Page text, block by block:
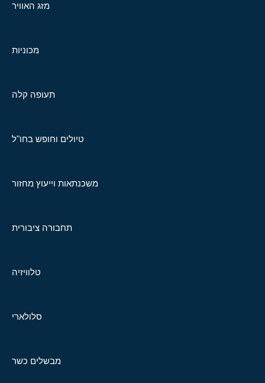
מזג האוויר
מכוניות
תעופה קלה
טיולים וחופש בחו"ל
משכנתאות וייעוץ מחזור
תחבורה ציבורית
טלוויזיה
סלולארי
מבשלים כשר